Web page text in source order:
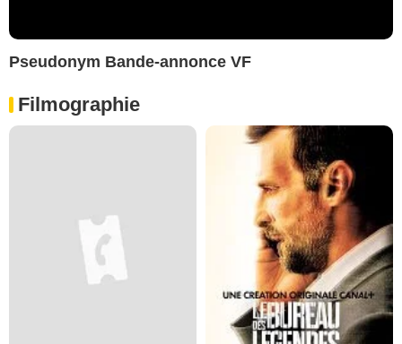
Pseudonym Bande-annonce VF
Filmographie